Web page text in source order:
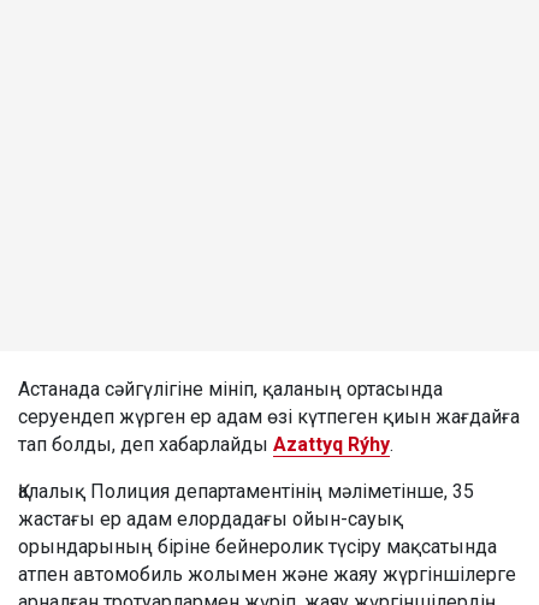
Астанада сәйгүлігіне мініп, қаланың ортасында
серуендеп жүрген ер адам өзі күтпеген қиын жағдайға
тап болды, деп хабарлайды Azattyq Rýhy.
Қалалық Полиция департаментінің мәліметінше, 35
жастағы ер адам елордадағы ойын-сауық
орындарының біріне бейнеролик түсіру мақсатында
атпен автомобиль жолымен және жаяу жүргіншілерге